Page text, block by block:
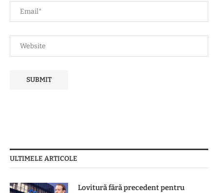
ULTIMELE ARTICOLE
Lovitură fără precedent pentru